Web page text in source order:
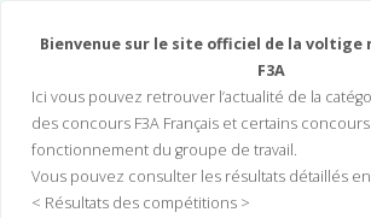
Bienvenue sur le site officiel de la voltige
F3A
Ici vous pouvez retrouver l’actualité de la
des concours F3A Français et certains
fonctionnement du groupe de travail.
Vous pouvez consulter les résultats détaillés
< Résultats des compétitions >